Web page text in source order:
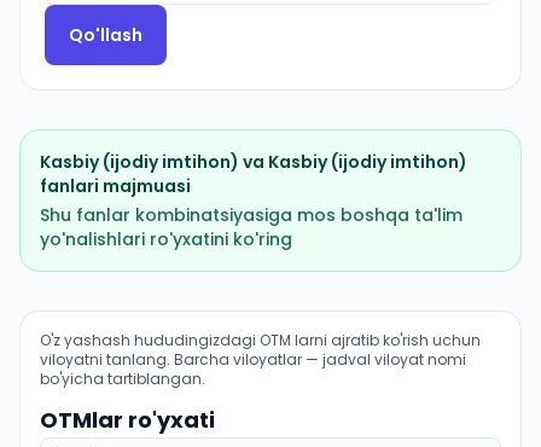
Qo'llash
Kasbiy (ijodiy imtihon) va Kasbiy (ijodiy imtihon)
fanlari majmuasi
Shu fanlar kombinatsiyasiga mos boshqa ta'lim
yo'nalishlari ro'yxatini ko'ring
Sport faoliyati: shaxmat: OTM lar bo'yicha kirish
O'z yashash hududingizdagi OTM larni ajratib ko'rish uchun
viloyatni tanlang. Barcha viloyatlar — jadval viloyat nomi
bo'yicha tartiblangan.
OTMlar ro'yxati